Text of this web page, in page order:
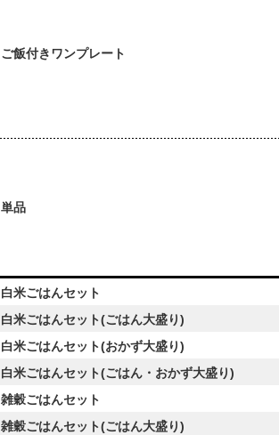
ご飯付きワンプレート
単品
白米ごはんセット
白米ごはんセット(ごはん大盛り)
白米ごはんセット(おかず大盛り)
白米ごはんセット(ごはん・おかず大盛り)
雑穀ごはんセット
雑穀ごはんセット(ごはん大盛り)